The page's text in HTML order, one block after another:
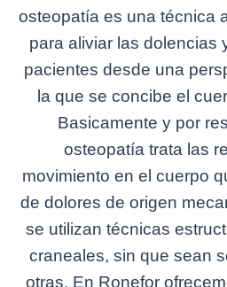
osteopatía es una técnica
para aliviar las dolencias
pacientes desde una
la que se concibe el
Basicamente y por
osteopatía trata las
movimiento en el cuerpo
de dolores de origen
se utilizan técnicas
craneales, sin que sean
otras. En Ronefor